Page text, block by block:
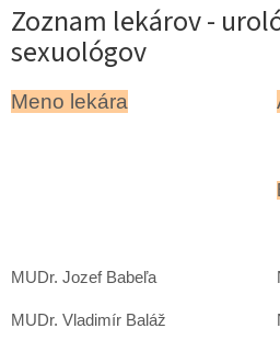
Zoznam lekárov -
sexuológov
Meno lekára
MUDr. Jozef Babeľa
MUDr. Vladimír Baláž